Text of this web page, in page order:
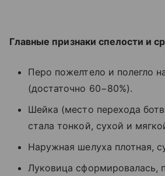
Главные признаки спелости и
Перо пожелтело и полегло
(достаточно 60−80%).
Шейка (место перехода
стала тонкой, сухой и
Наружная шелуха плотная,
Луковица сформировалась,